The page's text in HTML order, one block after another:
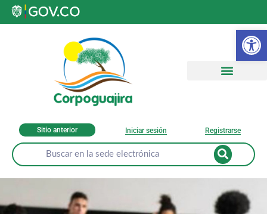
Sitio anterior Iniciar sesión Registrarse